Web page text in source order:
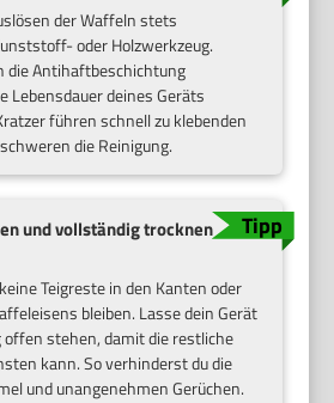
der Waffeln stets
oder Holzwerkzeug.
die Antihaftbeschichtung
Lebensdauer deines Geräts
führen schnell zu klebenden
die Reinigung.
und vollständig trocknen
Teigreste in den Kanten oder
bleiben. Lasse dein Gerät
offen stehen, damit die restliche
kann. So verhinderst du die
und unangenehmen Gerüchen.